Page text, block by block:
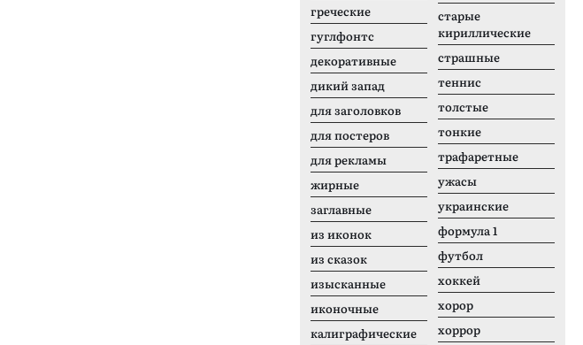
греческие
гуглфонтс
декоративные
дикий запад
для заголовков
для постеров
для рекламы
жирные
заглавные
из иконок
из сказок
изысканные
иконочные
калиграфические
старые
кириллические
страшные
теннис
толстые
тонкие
трафаретные
ужасы
украинские
формула 1
футбол
хоккей
хорор
хоррор